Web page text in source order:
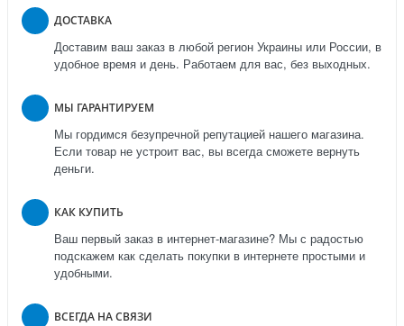
ДОСТАВКА
Доставим ваш заказ в любой регион Украины или России, в
удобное время и день. Работаем для вас, без выходных.
МЫ ГАРАНТИРУЕМ
Мы гордимся безупречной репутацией нашего магазина.
Если товар не устроит вас, вы всегда сможете вернуть
деньги.
КАК КУПИТЬ
Ваш первый заказ в интернет-магазине? Мы с радостью
подскажем как сделать покупки в интернете простыми и
удобными.
ВСЕГДА НА СВЯЗИ